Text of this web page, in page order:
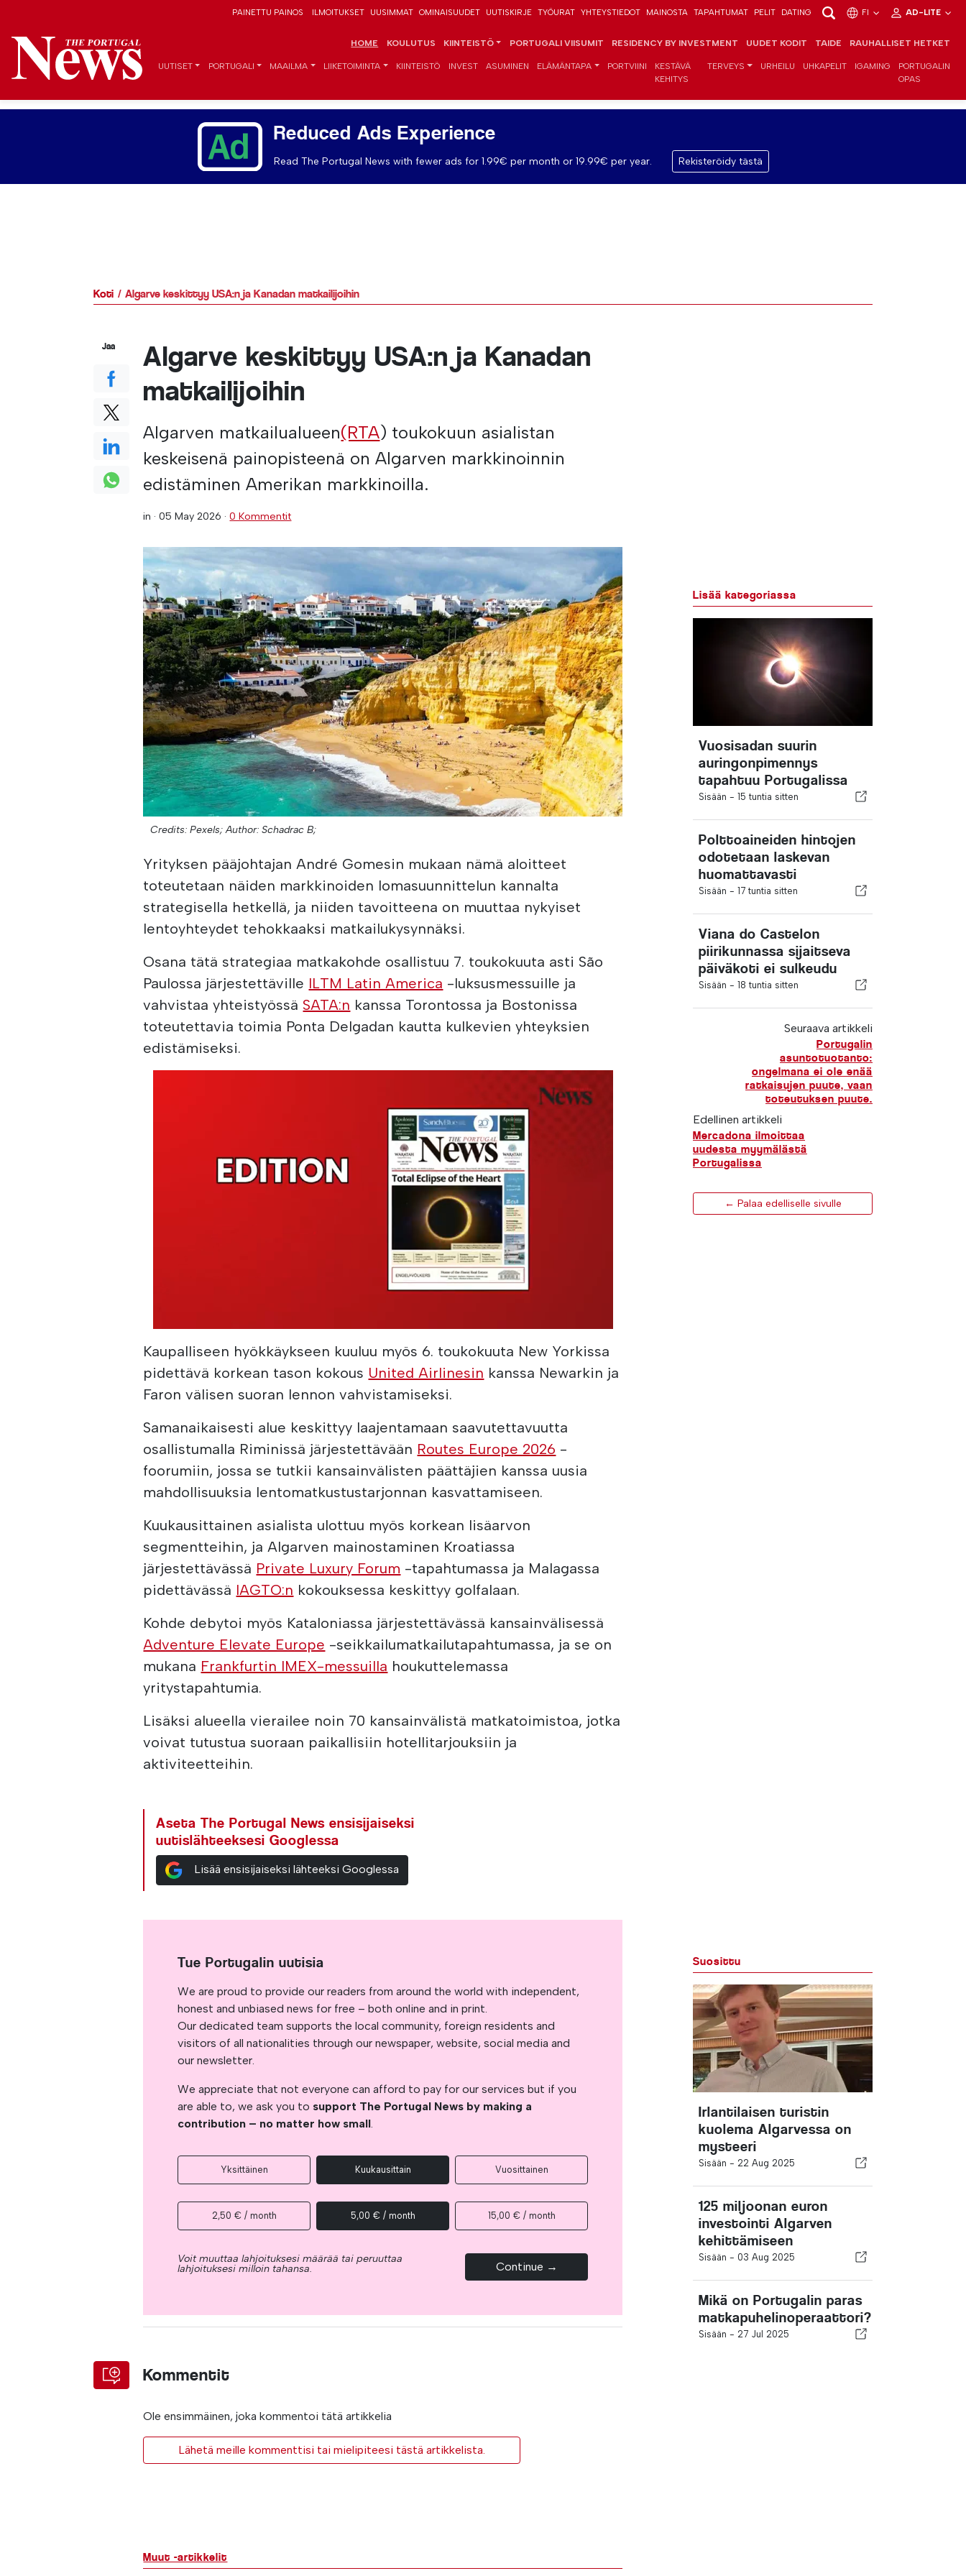
PAINETTU PAINOS ILMOITUKSET UUSIMMAT OMINAISUUDET UUTISKIRJE TYÖURAT YHTEYSTIEDOT MAINOSTA TAPAHTUMAT PELIT DATING FI AD-LITE
HOME KOULUTUS KIINTEISTÖ PORTUGALI VIISUMIT RESIDENCY BY INVESTMENT UUDET KODIT TAIDE RAUHALLISET HETKET
UUTISET PORTUGALI MAAILMA LIIKETOIMINTA KIINTEISTÖ INVEST ASUMINEN ELÄMÄNTAPA PORTVIINI
KESTÄVÄ
KEHITYS
TERVEYS URHEILU UHKAPELIT IGAMING
PORTUGALIN
OPAS
Reduced Ads Experience
Read The Portugal News with fewer ads for 1.99€ per month or 19.99€ per year. Rekisteröidy tästä
Koti Algarve keskittyy USA:n ja Kanadan matkailijoihin
Algarve keskittyy USA:n ja Kanadan
matkailijoihin
Algarven matkailualueen(RTA) toukokuun asialistan
keskeisenä painopisteenä on Algarven markkinoinnin
edistäminen Amerikan markkinoilla.
in ·05 May 2026 ·0 Kommentit
Credits: Pexels; Author: Schadrac B;
Yrityksen pääjohtajan André Gomesin mukaan nämä aloitteet
toteutetaan näiden markkinoiden lomasuunnittelun kannalta
strategisella hetkellä, ja niiden tavoitteena on muuttaa nykyiset
lentoyhteydet tehokkaaksi matkailukysynnäksi.
Osana tätä strategiaa matkakohde osallistuu 7. toukokuuta asti São
Paulossa järjestettäville ILTM Latin America -luksusmessuille ja
vahvistaa yhteistyössä SATA:n kanssa Torontossa ja Bostonissa
toteutettavia toimia Ponta Delgadan kautta kulkevien yhteyksien
edistämiseksi.
Kaupalliseen hyökkäykseen kuuluu myös 6. toukokuuta New Yorkissa
pidettävä korkean tason kokous United Airlinesin kanssa Newarkin ja
Faron välisen suoran lennon vahvistamiseksi.
Samanaikaisesti alue keskittyy laajentamaan saavutettavuutta
osallistumalla Riminissä järjestettävään Routes Europe 2026 -
foorumiin, jossa se tutkii kansainvälisten päättäjien kanssa uusia
mahdollisuuksia lentomatkustustarjonnan kasvattamiseen.
Kuukausittainen asialista ulottuu myös korkean lisäarvon
segmentteihin, ja Algarven mainostaminen Kroatiassa
järjestettävässä Private Luxury Forum -tapahtumassa ja Malagassa
pidettävässä IAGTO:n kokouksessa keskittyy golfalaan.
Kohde debytoi myös Kataloniassa järjestettävässä kansainvälisessä
Adventure Elevate Europe -seikkailumatkailutapahtumassa, ja se on
mukana Frankfurtin IMEX-messuilla houkuttelemassa
yritystapahtumia.
Lisäksi alueella vierailee noin 70 kansainvälistä matkatoimistoa, jotka
voivat tutustua suoraan paikallisiin hotellitarjouksiin ja
aktiviteetteihin.
Aseta The Portugal News ensisijaiseksi
uutislähteeksesi Googlessa
Lisää ensisijaiseksi lähteeksi Googlessa
Jaa
Lisää kategoriassa
Vuosisadan suurin
auringonpimennys
tapahtuu Portugalissa
Sisään - 15 tuntia sitten
Polttoaineiden hintojen
odotetaan laskevan
huomattavasti
Sisään - 17 tuntia sitten
Viana do Castelon
piirikunnassa sijaitseva
päiväkoti ei sulkeudu
Sisään - 18 tuntia sitten
Seuraava artikkeli
Portugalin
asuntotuotanto:
ongelmana ei ole enää
ratkaisujen puute, vaan
toteutuksen puute.
Edellinen artikkeli
Mercadona ilmoittaa
uudesta myymälästä
Portugalissa
← Palaa edelliselle sivulle
Tue Portugalin uutisia
We are proud to provide our readers from around the world with independent,
honest and unbiased news for free – both online and in print.
Our dedicated team supports the local community, foreign residents and
visitors of all nationalities through our newspaper, website, social media and
our newsletter.
We appreciate that not everyone can afford to pay for our services but if you
are able to, we ask you to support The Portugal News by making a
contribution – no matter how small.
Yksittäinen Kuukausittain Vuosittainen
2,50 € / month 5,00 € / month 15,00 € / month
Voit muuttaa lahjoituksesi määrää tai peruuttaa
lahjoituksesi milloin tahansa. Continue →
Kommentit
Ole ensimmäinen, joka kommentoi tätä artikkelia
Lähetä meille kommenttisi tai mielipiteesi tästä artikkelista.
Suosittu
Irlantilaisen turistin
kuolema Algarvessa on
mysteeri
Sisään - 22 Aug 2025
125 miljoonan euron
investointi Algarven
kehittämiseen
Sisään - 03 Aug 2025
Mikä on Portugalin paras
matkapuhelinoperaattori?
Sisään - 27 Jul 2025
Muut -artikkelit